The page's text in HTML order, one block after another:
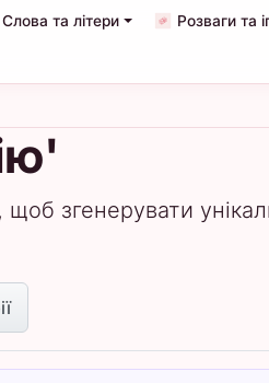
Слова та літери Розваги та
згенерувати